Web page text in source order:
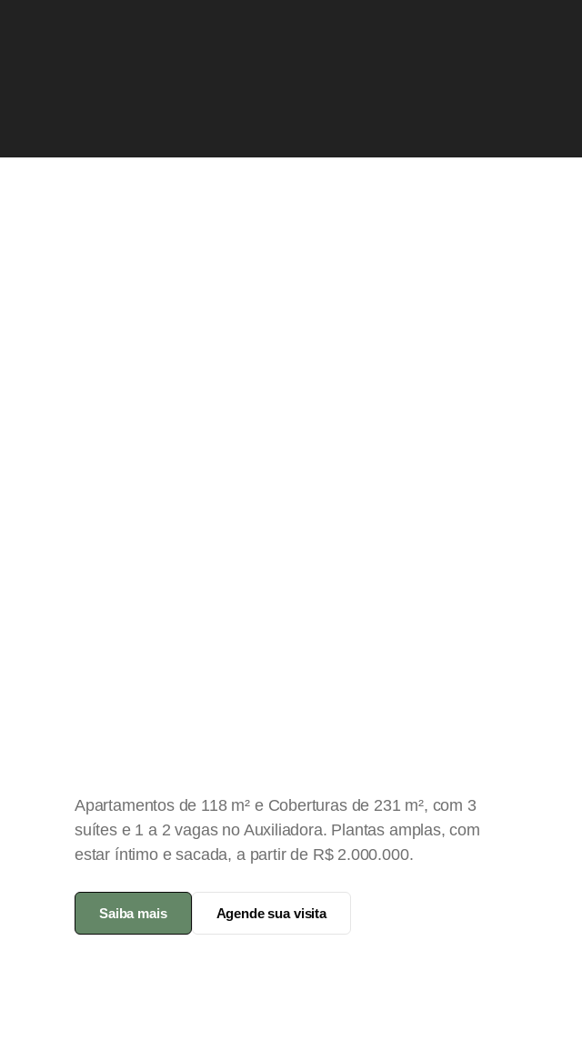
Apartamentos de 118 m² e Coberturas de 231 m², com 3
suítes e 1 a 2 vagas no Auxiliadora. Plantas amplas, com
estar íntimo e sacada, a partir de R$ 2.000.000.
Saiba mais Agende sua visita